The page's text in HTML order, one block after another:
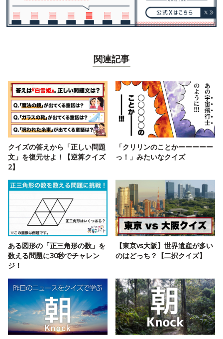
関連記事
クイズの答えから「正しい問題
文」を復元せよ！【逆算クイズ
2】
「クリリンのことかーーーーー
っ！」みたいなクイズ
ある図形の「正三角形の数」を
数える問題に30秒でチャレン
ジ！
【東京vs大阪】世界遺産が多い
のはどっち？【二択クイズ】